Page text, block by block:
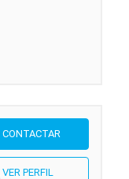
CONTACTAR
VER PERFIL